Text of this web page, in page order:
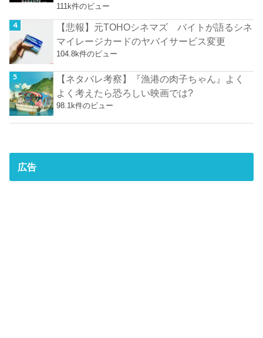
111k件のビュー
【悲報】元TOHOシネマズ バイトが語るシネ
マイレージカードのヤバイサービス変更
104.8k件のビュー
【ネタバレ考察】『漁港の肉子ちゃん』よく
よく考えたら恐ろしい映画では?
98.1k件のビュー
広告